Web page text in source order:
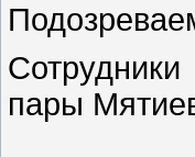
пары